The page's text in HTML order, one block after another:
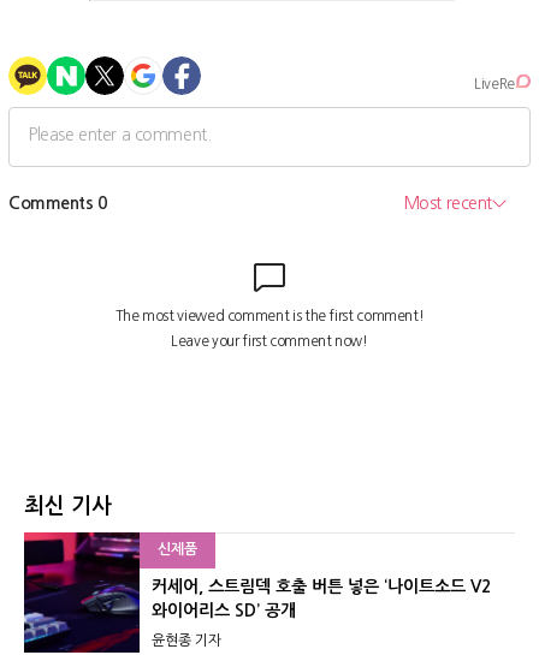
최신 기사
신제품
커세어, 스트림덱 호출 버튼 넣은 ‘나이트소드 V2
와이어리스 SD’ 공개
윤현종 기자